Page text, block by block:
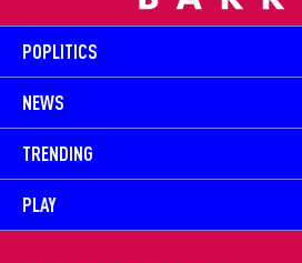
POPLITICS
NEWS
TRENDING
PLAY